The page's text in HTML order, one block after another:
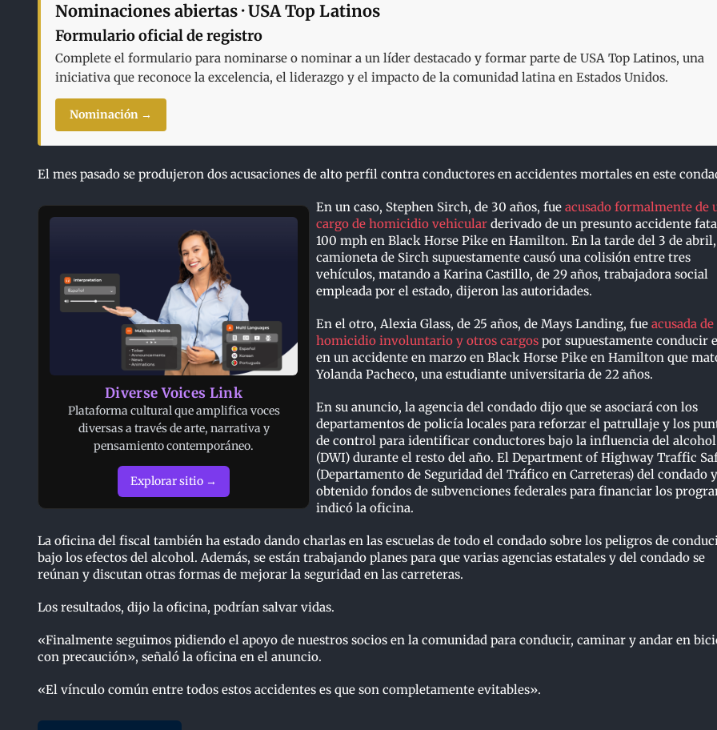
Nominaciones abiertas · USA Top Latinos
Formulario oficial de registro
Complete el formulario para nominarse o nominar a un líder destacado y formar parte de USA Top Latinos, una
iniciativa que reconoce la excelencia, el liderazgo y el impacto de la comunidad latina en Estados Unidos.
Nominación →
El mes pasado se produjeron dos acusaciones de alto perfil contra conductores en accidentes mortales en este
Diverse Voices Link
Plataforma cultural que amplifica voces
diversas a través de arte, narrativa y
pensamiento contemporáneo.
Explorar sitio →
En un caso, Stephen Sirch, de 30 años, fue acusado formalmente de
cargo de homicidio vehicular derivado de un presunto accidente
100 mph en Black Horse Pike en Hamilton. En la tarde del 3 de
camioneta de Sirch supuestamente causó una colisión entre tres
vehículos, matando a Karina Castillo, de 29 años, trabajadora social
empleada por el estado, dijeron las autoridades.
En el otro, Alexia Glass, de 25 años, de Mays Landing, fue acusada de
homicidio involuntario y otros cargos por supuestamente conducir
en un accidente en marzo en Black Horse Pike en Hamilton que
Yolanda Pacheco, una estudiante universitaria de 22 años.
En su anuncio, la agencia del condado dijo que se asociará con los
departamentos de policía locales para reforzar el patrullaje y los
de control para identificar conductores bajo la influencia del alcohol
(DWI) durante el resto del año. El Department of Highway Traffic
(Departamento de Seguridad del Tráfico en Carreteras) del condado
obtenido fondos de subvenciones federales para financiar los
indicó la oficina.
La oficina del fiscal también ha estado dando charlas en las escuelas de todo el condado sobre los peligros de
bajo los efectos del alcohol. Además, se están trabajando planes para que varias agencias estatales y del condado se
reúnan y discutan otras formas de mejorar la seguridad en las carreteras.
Los resultados, dijo la oficina, podrían salvar vidas.
«Finalmente seguimos pidiendo el apoyo de nuestros socios en la comunidad para conducir, caminar y andar en
con precaución», señaló la oficina en el anuncio.
«El vínculo común entre todos estos accidentes es que son completamente evitables».